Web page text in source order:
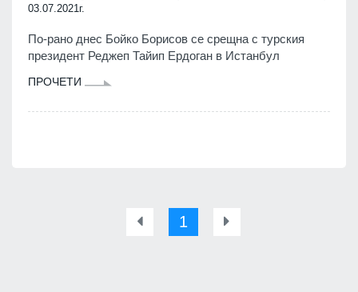
03.07.2021г.
По-рано днес Бойко Борисов се срещна с турския
президент Реджеп Тайип Ердоган в Истанбул
ПРОЧЕТИ
1